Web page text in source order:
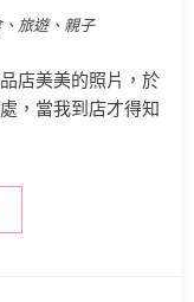
on
旅遊、親子
店美美的照片，於
，當我到店才得知
高雄小吃美食】鄰近高師